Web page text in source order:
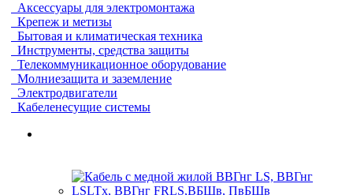
Аксессуары для электромонтажа
Крепеж и метизы
Бытовая и климатическая техника
Инструменты, средства защиты
Телекоммуникационное оборудование
Молниезащита и заземление
Электродвигатели
Кабеленесущие системы